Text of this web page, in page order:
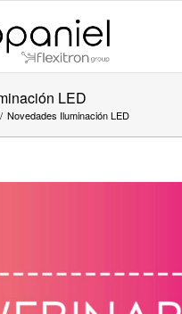
LED
/ Novedades Iluminación LED